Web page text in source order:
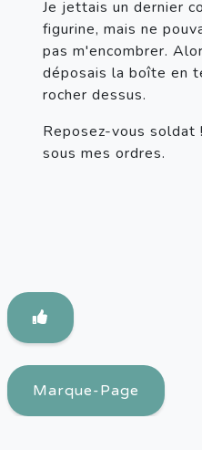
Je jettais un dernier
figurine, mais ne
pas m'encombrer.
déposais la boîte en
rocher dessus.
Reposez-vous soldat
sous mes ordres.
Marque-Page